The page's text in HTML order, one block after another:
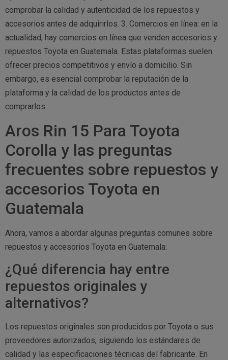
comprobar la calidad y autenticidad de los repuestos y
accesorios antes de adquirirlos. 3. Comercios en línea: en la
actualidad, hay comercios en línea que venden accesorios y
repuestos Toyota en Guatemala. Estas plataformas suelen
ofrecer precios competitivos y envío a domicilio. Sin
embargo, es esencial comprobar la reputación de la
plataforma y la calidad de los productos antes de
comprarlos.
Aros Rin 15 Para Toyota
Corolla y las preguntas
frecuentes sobre repuestos y
accesorios Toyota en
Guatemala
Ahora, vamos a abordar algunas preguntas comunes sobre
repuestos y accesorios Toyota en Guatemala:
¿Qué diferencia hay entre
repuestos originales y
alternativos?
Los repuestos originales son producidos por Toyota o sus
proveedores autorizados, siguiendo los estándares de
calidad y las especificaciones técnicas del fabricante. En